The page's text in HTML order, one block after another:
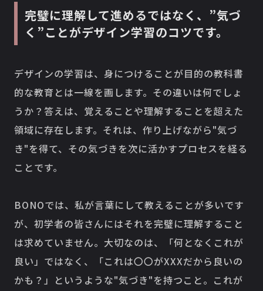
完璧に理解して進めるではなく、”気づ
く”ことがデザイン学習のコツです。
デザインの学習は、身につけることが目的の教科書
的な教育とは一線を画します。その違いは何でしょ
うか？答えは、覚えることや理解することを超えた
領域に存在します。それは、作り上げながら"気づ
き"を得て、その気づきを次に活かすプロセスを経る
ことです。
BONOでは、私が言葉にして教えることが多いです
が、初学者の皆さんにはそれを完璧に理解すること
は求めていません。大切なのは、「何となくこれが
良い」ではなく、「これは〇〇がXXXだから良いの
かも？」というような"気づき"を持つこと。これが